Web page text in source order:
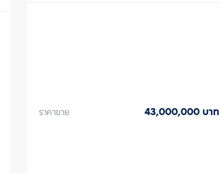
ราคาขาย 43,000,000บาท